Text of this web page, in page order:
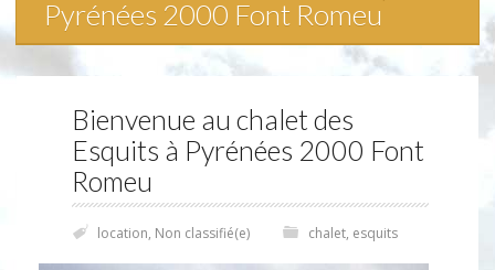
Pyrénées 2000 Font Romeu
Bienvenue au chalet des
Esquits à Pyrénées 2000 Font
Romeu
location, Non classifié(e) chalet, esquits